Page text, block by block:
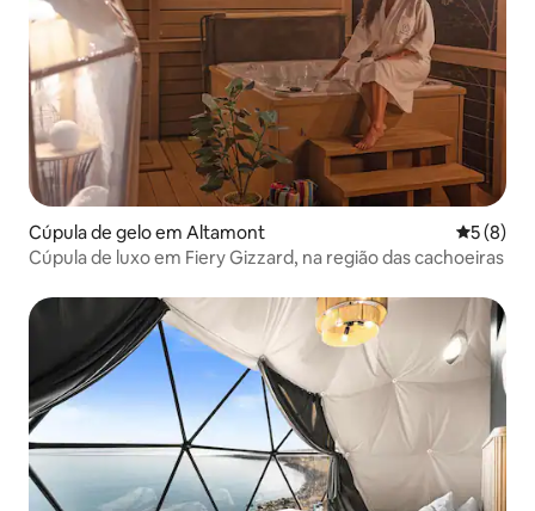
Cúpula de gelo em Altamont
5 (8)
Cúpula de luxo em Fiery Gizzard, na região das cachoeiras